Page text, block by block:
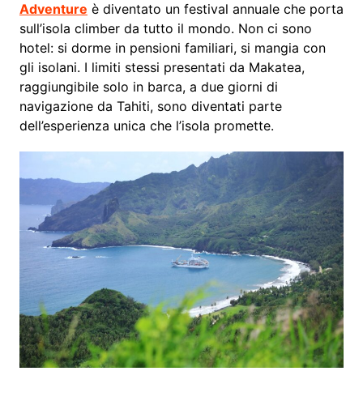
Adventure è diventato un festival annuale che porta
sull’isola climber da tutto il mondo. Non ci sono
hotel: si dorme in pensioni familiari, si mangia con
gli isolani. I limiti stessi presentati da Makatea,
raggiungibile solo in barca, a due giorni di
navigazione da Tahiti, sono diventati parte
dell’esperienza unica che l’isola promette.